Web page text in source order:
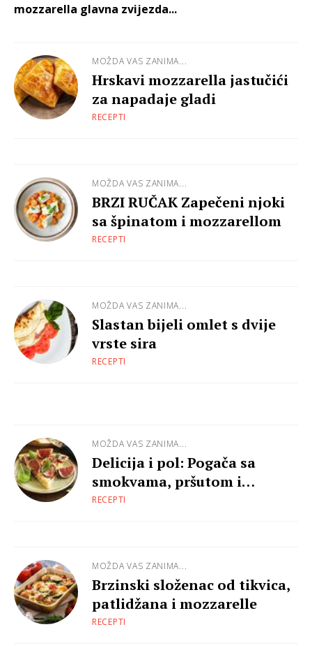
mozzarella glavna zvijezda...
MOŽDA VAS ZANIMA...
Hrskavi mozzarella jastučići
za napadaje gladi
RECEPTI
MOŽDA VAS ZANIMA...
BRZI RUČAK Zapečeni njoki
sa špinatom i mozzarellom
RECEPTI
MOŽDA VAS ZANIMA...
Slastan bijeli omlet s dvije
vrste sira
RECEPTI
MOŽDA VAS ZANIMA...
Delicija i pol: Pogača sa
smokvama, pršutom i
mozzarellom
RECEPTI
MOŽDA VAS ZANIMA...
Brzinski složenac od tikvica,
patlidžana i mozzarelle
RECEPTI